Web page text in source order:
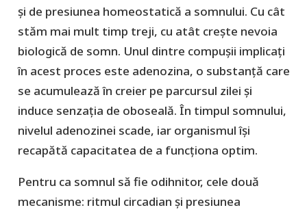
și de presiunea homeostatică a somnului. Cu cât
stăm mai mult timp treji, cu atât crește nevoia
biologică de somn. Unul dintre compușii implicați
în acest proces este adenozina, o substanță care
se acumulează în creier pe parcursul zilei și
induce senzația de oboseală. În timpul somnului,
nivelul adenozinei scade, iar organismul își
recapătă capacitatea de a funcționa optim.
Pentru ca somnul să fie odihnitor, cele două
mecanisme: ritmul circadian și presiunea